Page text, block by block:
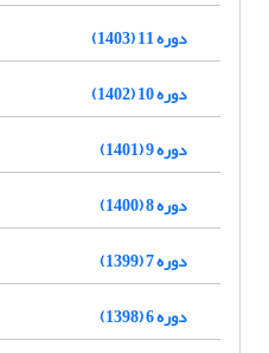
دوره 11 (1403)
دوره 10 (1402)
دوره 9 (1401)
دوره 8 (1400)
دوره 7 (1399)
دوره 6 (1398)